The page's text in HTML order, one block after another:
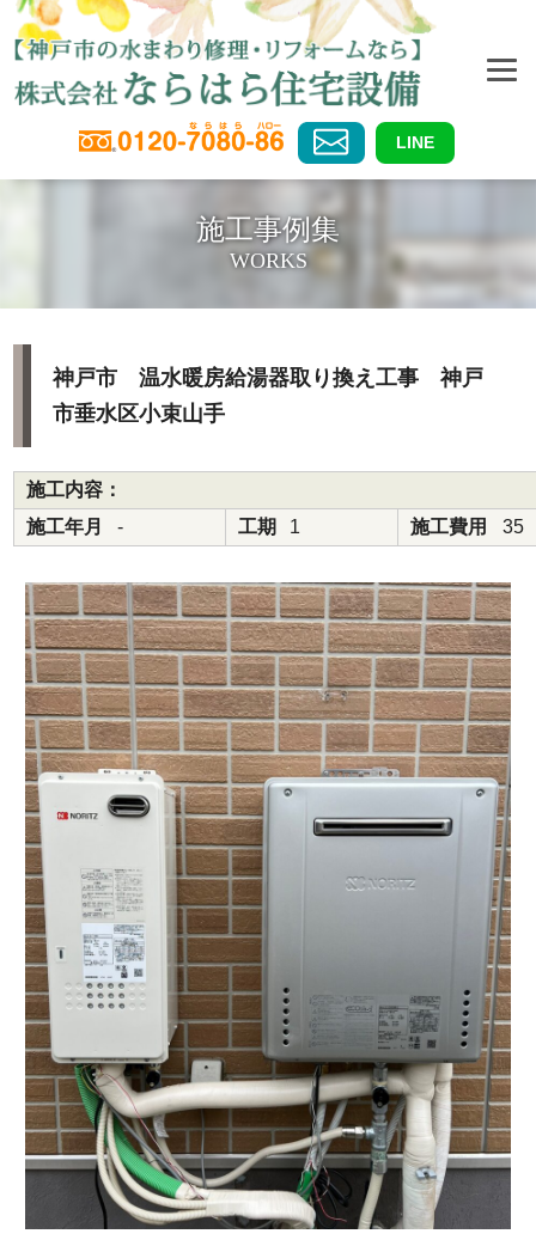
LINE
施工事例集
WORKS
神戸市 温水暖房給湯器取り換え工事 神戸
市垂水区小束山手
施工内容：
施工年月
- 工期 1 施工費用 35